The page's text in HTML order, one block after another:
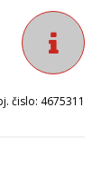
čislo: 4675311